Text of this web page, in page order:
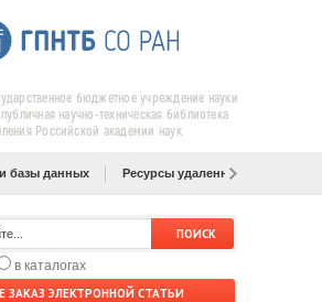
бюджетное учреждение науки
научно-техническая библиотека
Российской академии наук
базы данных Ресурсы удаленного доступа
в каталогах
ЗАКАЗ ЭЛЕКТРОННОЙ СТАТЬИ